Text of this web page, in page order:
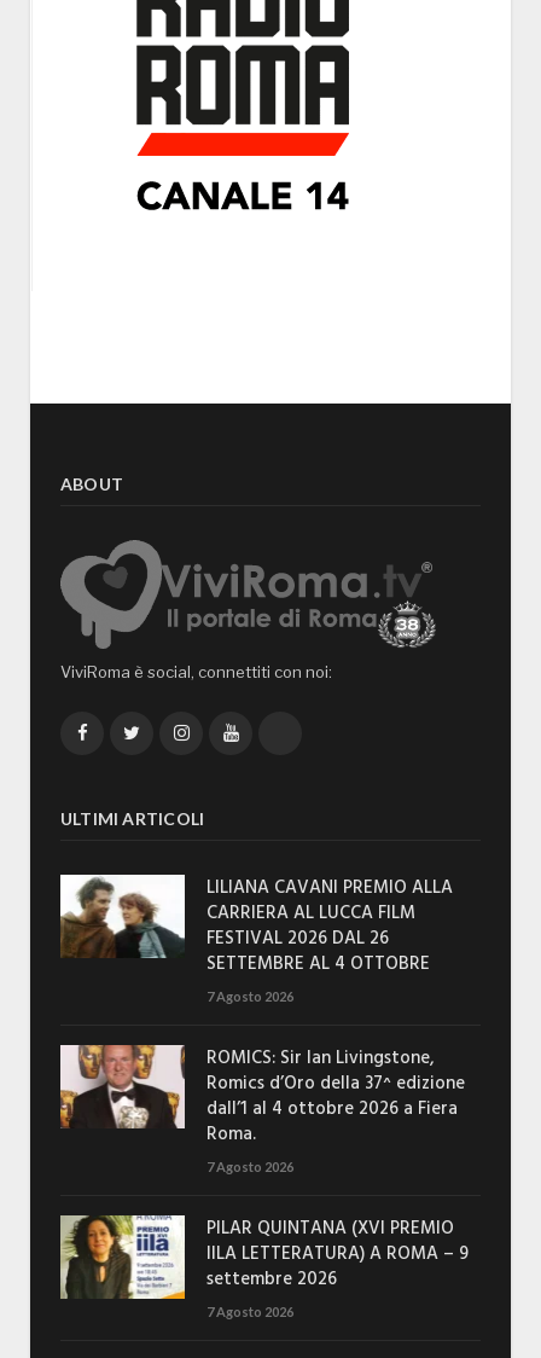
ABOUT
ViviRoma è social, connettiti con noi:
FacebookTwitterInstagramYouTube
ULTIMI ARTICOLI
LILIANA CAVANI PREMIO ALLA
CARRIERA AL LUCCA FILM
FESTIVAL 2026 DAL 26
SETTEMBRE AL 4 OTTOBRE
7 Agosto 2026
ROMICS: Sir Ian Livingstone,
Romics d’Oro della 37^ edizione
dall’1 al 4 ottobre 2026 a Fiera
Roma.
7 Agosto 2026
PILAR QUINTANA (XVI PREMIO
IILA LETTERATURA) A ROMA – 9
settembre 2026
7 Agosto 2026